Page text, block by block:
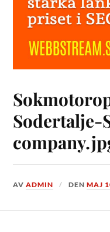
Sodertalje-
AVADMIN DENMAJ